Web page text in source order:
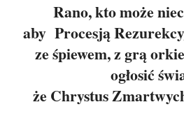
Rano, kto może
aby Procesją
ze śpiewem, z grą
ogłosić
że Chrystus